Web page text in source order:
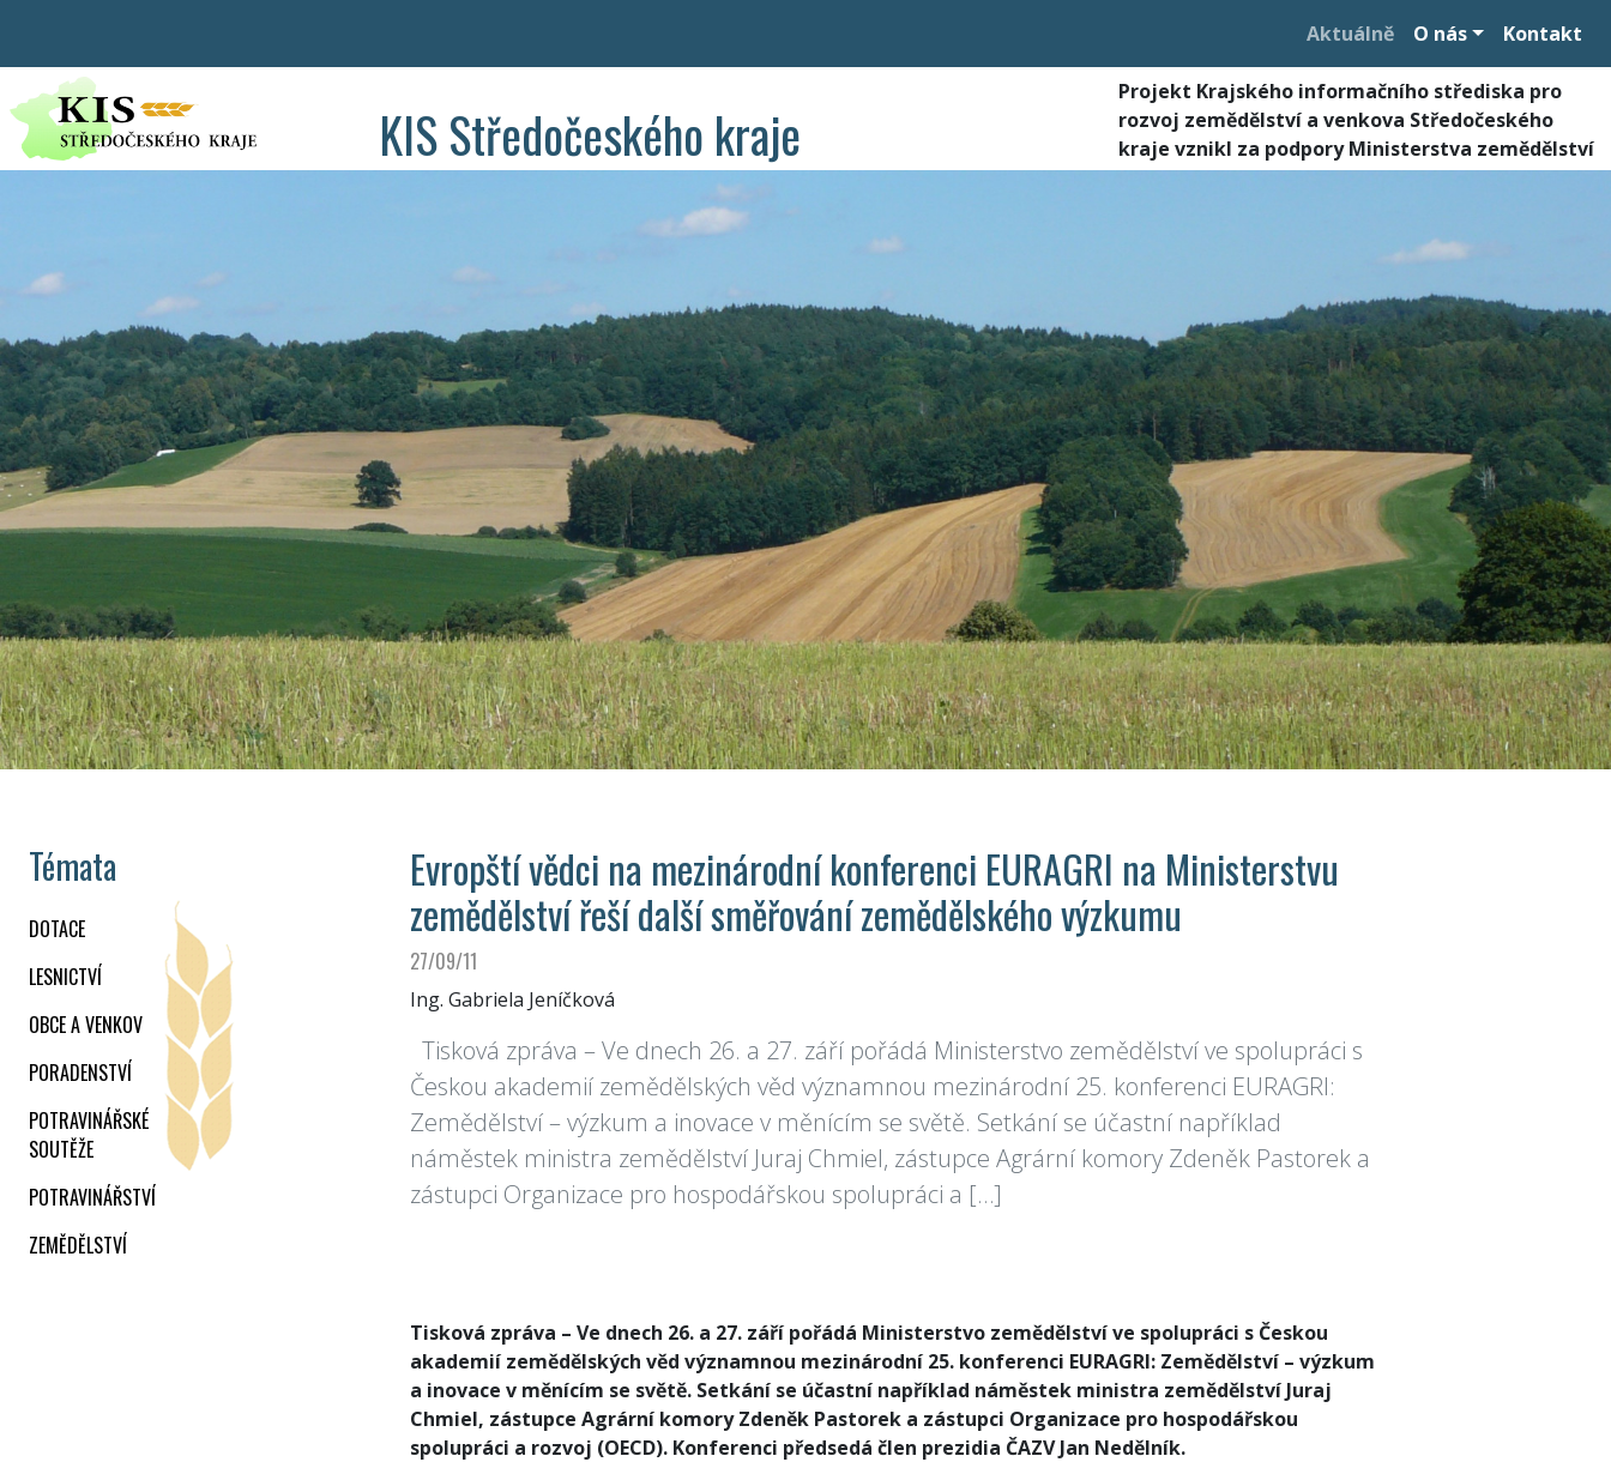
Aktuálně O nás Kontakt
KIS Středočeského kraje
Projekt Krajského informačního střediska pro
rozvoj zemědělství a venkova Středočeského
kraje vznikl za podpory Ministerstva zemědělství
Témata
DOTACE
LESNICTVÍ
OBCE A VENKOV
PORADENSTVÍ
POTRAVINÁŘSKÉ
SOUTĚŽE
POTRAVINÁŘSTVÍ
ZEMĚDĚLSTVÍ
Evropští vědci na mezinárodní konferenci EURAGRI na Ministerstvu
zemědělství řeší další směřování zemědělského výzkumu
27/09/11
Ing. Gabriela Jeníčková
Tisková zpráva – Ve dnech 26. a 27. září pořádá Ministerstvo zemědělství ve spolupráci s
Českou akademií zemědělských věd významnou mezinárodní 25. konferenci EURAGRI:
Zemědělství – výzkum a inovace v měnícím se světě. Setkání se účastní například
náměstek ministra zemědělství Juraj Chmiel, zástupce Agrární komory Zdeněk Pastorek a
zástupci Organizace pro hospodářskou spolupráci a […]
Tisková zpráva – Ve dnech 26. a 27. září pořádá Ministerstvo zemědělství ve spolupráci s Českou
akademií zemědělských věd významnou mezinárodní 25. konferenci EURAGRI: Zemědělství – výzkum
a inovace v měnícím se světě. Setkání se účastní například náměstek ministra zemědělství Juraj
Chmiel, zástupce Agrární komory Zdeněk Pastorek a zástupci Organizace pro hospodářskou
spolupráci a rozvoj (OECD). Konferenci předsedá člen prezidia ČAZV Jan Nedělník.